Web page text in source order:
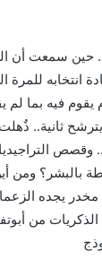
سمعت أن
انتخابه للمرة
فيه بما
ثانية..
التراجيديا
بالبشر؟ ومن
يجده
من